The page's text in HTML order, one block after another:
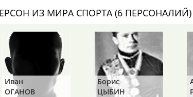
АБДУЛЖАЛИЛОВ
АБДУЛКАГИРОВ
спортсмене, тренере, специалисте или
Герои спорта - это одни из главных
ИЗ МИРА СПОРТА (6 ПЕРСОНАЛИЙ)
Борис
ЦЫБИН
Анатолий
РАХЛИН